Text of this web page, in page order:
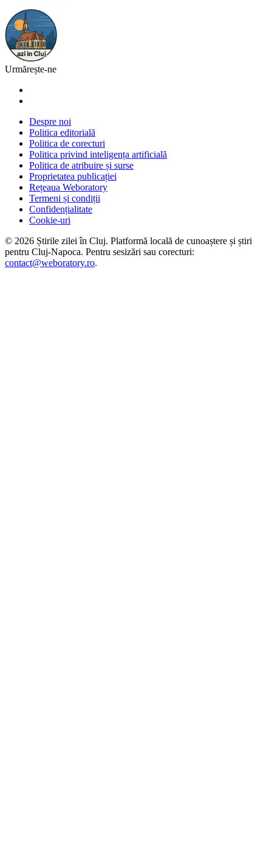
Urmărește-ne
Despre noi
Politica editorială
Politica de corecturi
Politica privind inteligența artificială
Politica de atribuire și surse
Proprietatea publicației
Rețeaua Weboratory
Termeni și condiții
Confidențialitate
Cookie-uri
© 2026 Știrile zilei în Cluj. Platformă locală de cunoaștere și știri
pentru Cluj-Napoca. Pentru sesizări sau corecturi:
contact@weboratory.ro.